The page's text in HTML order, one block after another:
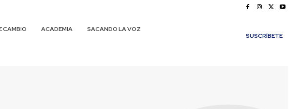
CAMBIO ACADEMIA
SACANDO LA VOZ
SUSCRÍBETE